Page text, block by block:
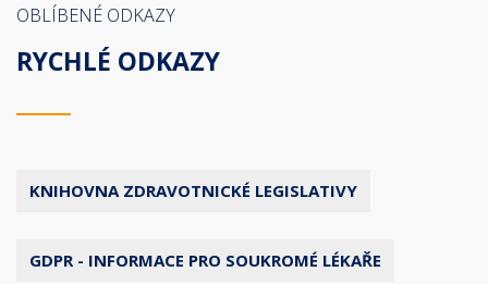
OBLÍBENÉ ODKAZY
RYCHLÉ ODKAZY
KNIHOVNA ZDRAVOTNICKÉ LEGISLATIVY
GDPR - INFORMACE PRO SOUKROMÉ LÉKAŘE